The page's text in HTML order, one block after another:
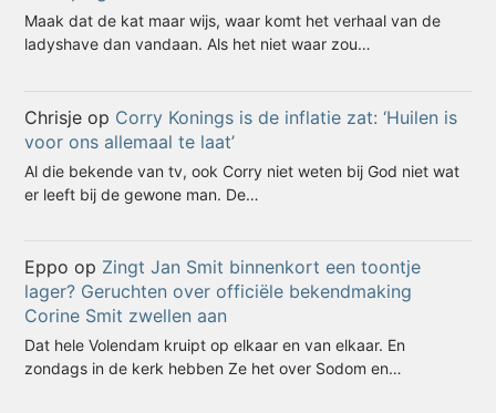
Maak dat de kat maar wijs, waar komt het verhaal van de
ladyshave dan vandaan. Als het niet waar zou…
Chrisje op Corry Konings is de inflatie zat: ‘Huilen is
voor ons allemaal te laat’
Al die bekende van tv, ook Corry niet weten bij God niet wat
er leeft bij de gewone man. De…
Eppo op Zingt Jan Smit binnenkort een toontje
lager? Geruchten over officiële bekendmaking
Corine Smit zwellen aan
Dat hele Volendam kruipt op elkaar en van elkaar. En
zondags in de kerk hebben Ze het over Sodom en…